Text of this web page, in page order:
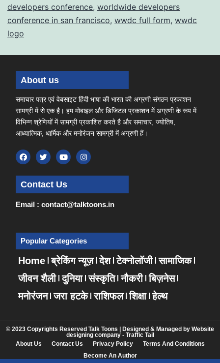
developers conference, worldwide developers
conference in san francisco, wwdc full form, wwdc
logo
About us
समाचार पत्र एवं वेबसाइट हिंदी भाषा की भारत की अग्रणी संगठन प्रकाशन
सामग्री में से एक है। हम मोबाइल और डिजिटल प्रकाशन में अग्रणी के रूप में
विभिन्न श्रेणियों में सामग्री प्रकाशित करते है और समाचार, ज्योतिष,
आध्यात्मिक, धार्मिक और मनोरंजन सामग्री में अग्रणी हैं।
Contact Us
Email : contact@talktoons.in
Popular Categories
Home ब्रेकिंग न्यूज़ देश टेक्नोलॉजी सामाजिक
जीवन शैली दुनिया संस्कृति नौकरी बिज़नेस
मनोरंजन जरा हटके राशिफल शिक्षा हेल्थ
© 2023 Copyrights Reserved Talk Toons | Designed & Managed by Website
designing company- Traffic Tail
About Us
Contact Us Privacy Policy
Terms And Conditions
Become An Author